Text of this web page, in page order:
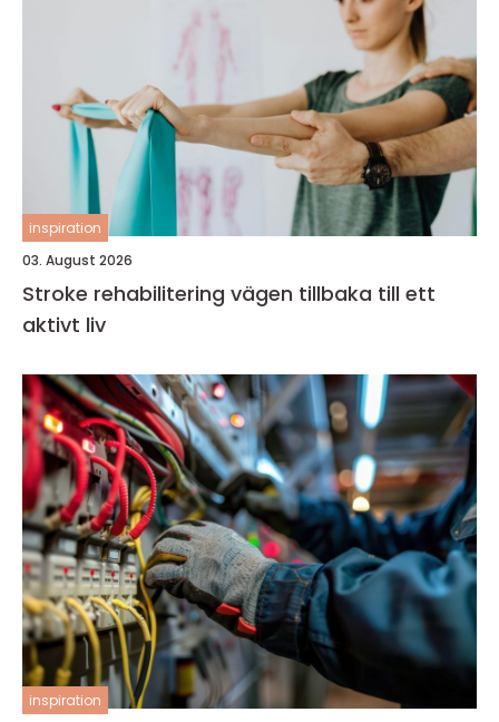
inspiration
03. August 2026
Stroke rehabilitering vägen tillbaka till ett
aktivt liv
inspiration